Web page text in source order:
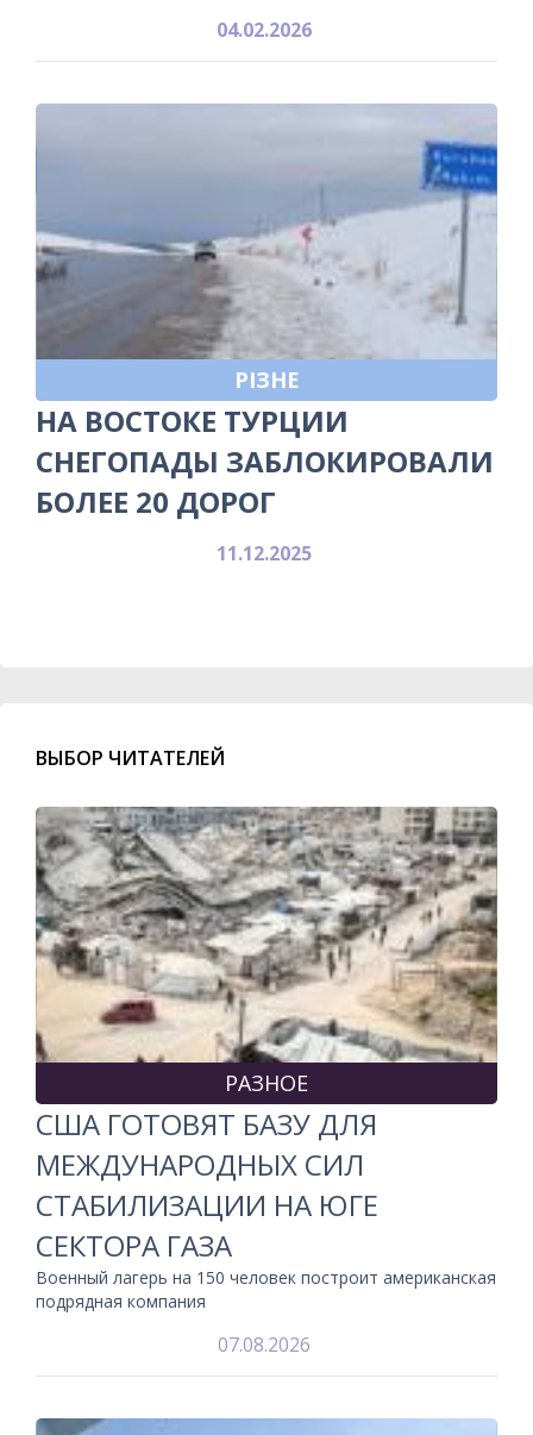
04.02.2026
РІЗНЕ
НА ВОСТОКЕ ТУРЦИИ
СНЕГОПАДЫ ЗАБЛОКИРОВАЛИ
БОЛЕЕ 20 ДОРОГ
11.12.2025
ВЫБОР ЧИТАТЕЛЕЙ
РАЗНОЕ
США ГОТОВЯТ БАЗУ ДЛЯ
МЕЖДУНАРОДНЫХ СИЛ
СТАБИЛИЗАЦИИ НА ЮГЕ
СЕКТОРА ГАЗА
Военный лагерь на 150 человек построит американская
подрядная компания
07.08.2026